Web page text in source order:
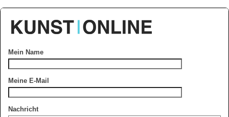
Mein Name
Meine E-Mail
Nachricht